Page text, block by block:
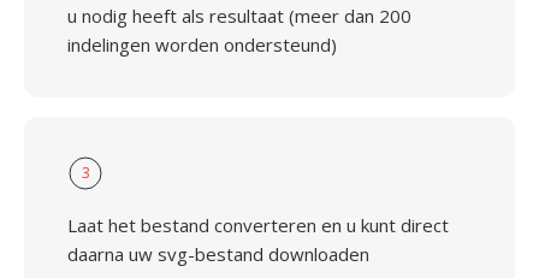
u nodig heeft als resultaat (meer dan 200
indelingen worden ondersteund)
3
Laat het bestand converteren en u kunt direct
daarna uw svg-bestand downloaden